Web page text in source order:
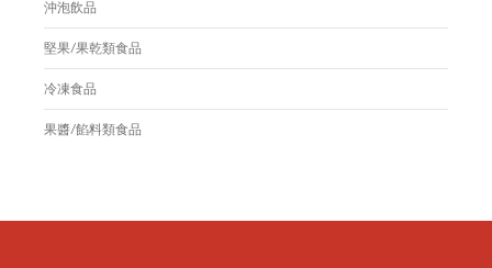
沖泡飲品
堅果/果乾類食品
冷凍食品
果醬/餡料類食品